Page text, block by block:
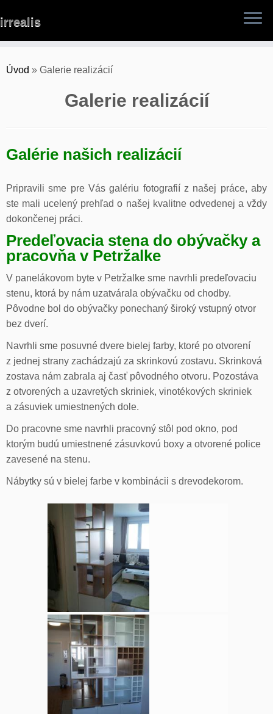
to
irrealis
Úvod » Galerie realizácií
Galerie realizácií
Galérie našich realizácií
Pripravili sme pre Vás galériu fotografií z našej práce, aby
ste mali ucelený prehľad o našej kvalitne odvedenej a vždy
dokončenej práci.
Predeľovacia stena do obývačky a
pracovňa v Petržalke
V panelákovom byte v Petržalke sme navrhli predeľovaciu
stenu, ktorá by nám uzatvárala obývačku od chodby.
Pôvodne bol do obývačky ponechaný široký vstupný otvor
bez dverí.
Navrhli sme posuvné dvere bielej farby, ktoré po otvorení
z jednej strany zachádzajú za skrinkovú zostavu. Skrinková
zostava nám zabrala aj časť pôvodného otvoru. Pozostáva
z otvorených a uzavretých skriniek, vinotékových skriniek
a zásuviek umiestnených dole.
Do pracovne sme navrhli pracovný stôl pod okno, pod
ktorým budú umiestnené zásuvkovú boxy a otvorené police
zavesené na stenu.
Nábytky sú v bielej farbe v kombinácii s drevodekorom.